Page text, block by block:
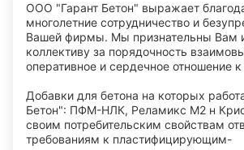
ООО "Гарант Бетон" выражает
многолетние сотрудничество и
Вашей фирмы. Мы признательны Вам
коллективу за порядочность
оперативное и сердечное отношение к
Добавки для бетона на которых
Бетон": ПФМ-НЛК, Реламикс М2 н
своим потребительским свойствам
требованиям к пластифицирующим-